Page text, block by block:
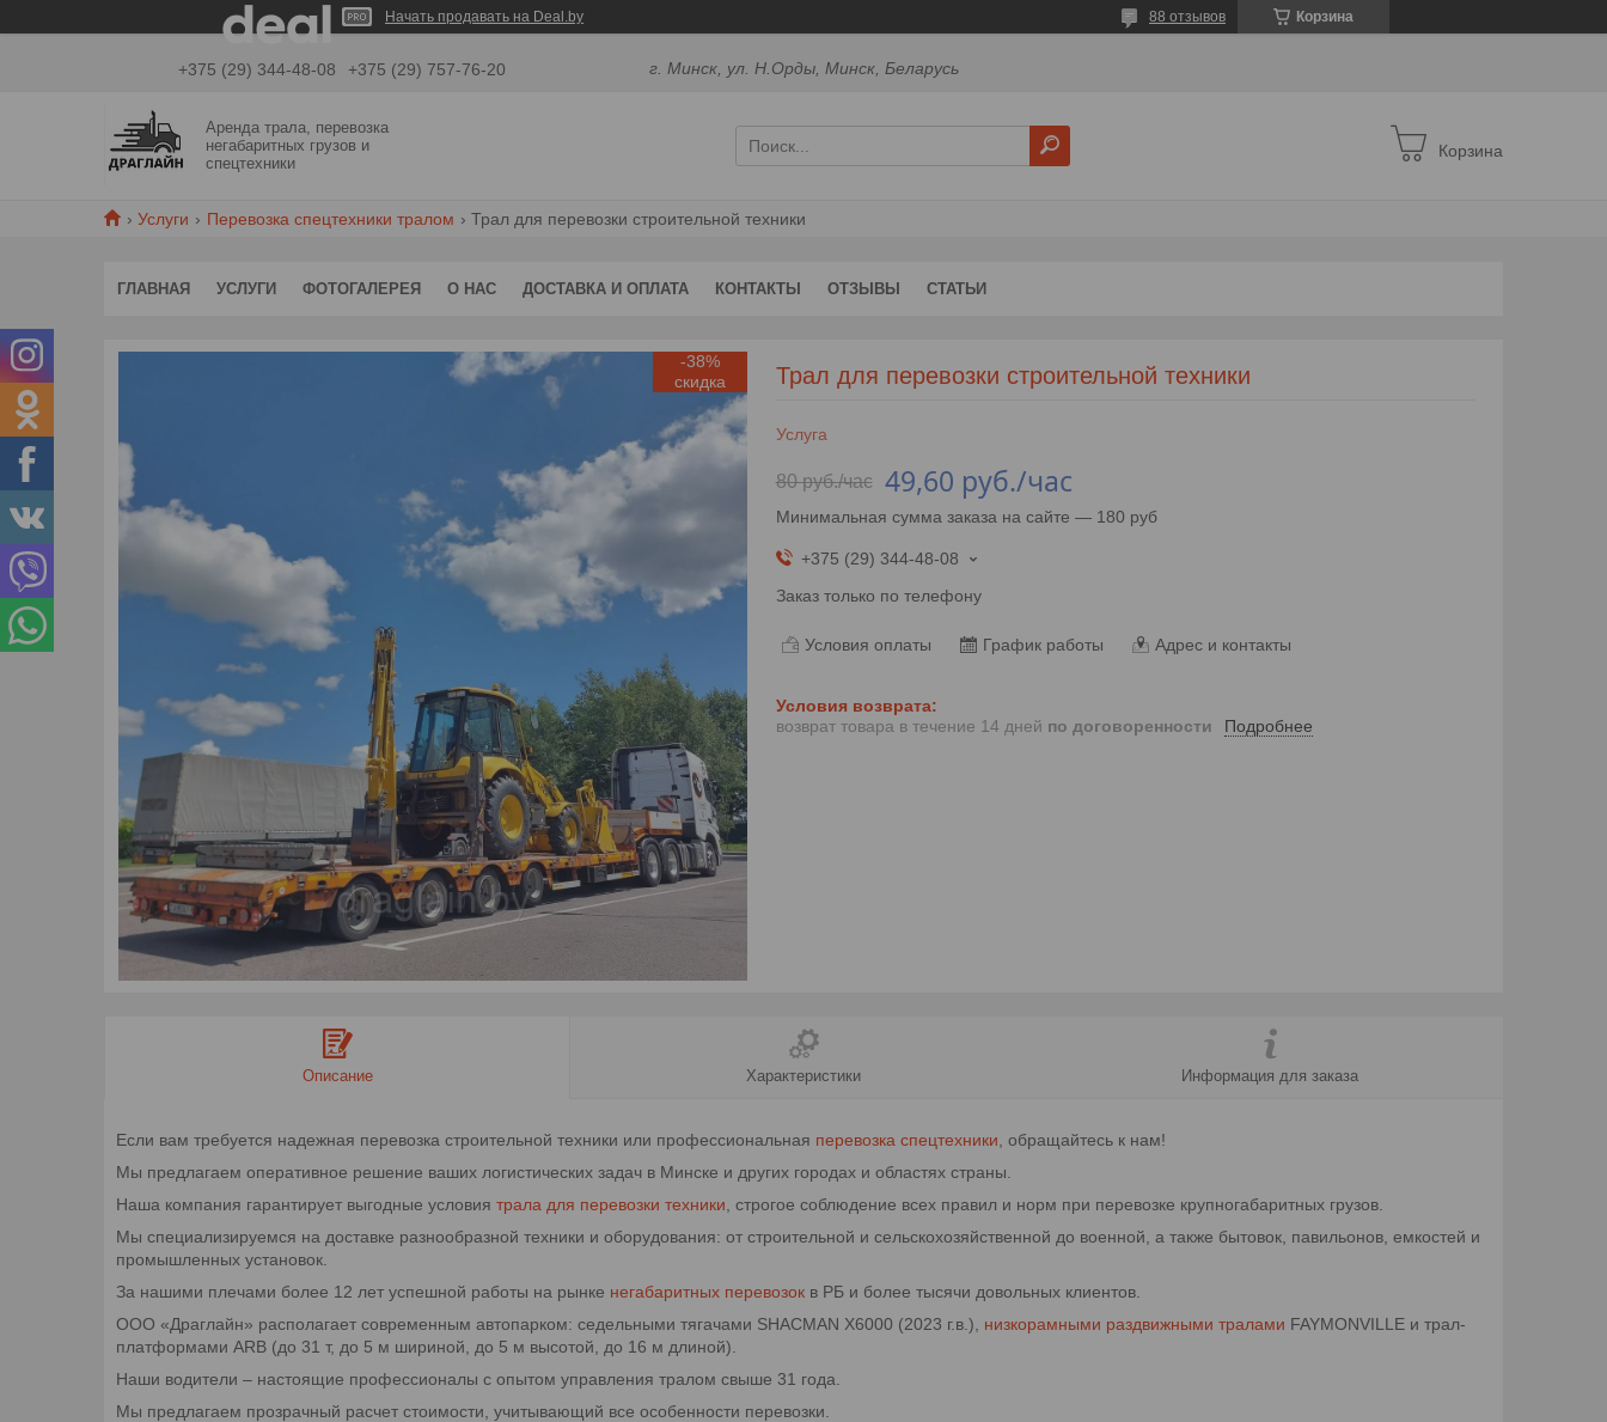
Начать продавать на Deal.by Корзина
88 отзывов
+375 (29) 344-48-08 +375 (29) 757-76-20 г. Минск, ул. Н.Орды, Минск, Беларусь
Аренда трала, перевозка
негабаритных грузов и
спецтехники
Корзина
Услуги Перевозка спецтехники тралом Трал для перевозки строительной техники
ГЛАВНАЯ УСЛУГИ ФОТОГАЛЕРЕЯ О НАС ДОСТАВКА И ОПЛАТА КОНТАКТЫ ОТЗЫВЫ СТАТЬИ
-38%
Трал для перевозки строительной техники
Услуга
80руб./час 49,60 руб./час
Минимальная сумма заказа на сайте — 180 руб
+375 (29) 344-48-08
Заказ только по телефону
Условия оплаты График работы Адрес и контакты
возврат товара в течение 14 дней по договоренности Подробнее
Описание Характеристики Информация для заказа
Если вам требуется надежная перевозка строительной техники или профессиональная перевозка спецтехники , обращайтесь к нам!
Мы предлагаем оперативное решение ваших логистических задач в Минске и других городах и областях страны.
Наша компания гарантирует выгодные условия трала для перевозки техники , строгое соблюдение всех правил и норм при перевозке крупногабаритных грузов.
Мы специализируемся на доставке разнообразной техники и оборудования: от строительной и сельскохозяйственной до военной, а также бытовок, павильонов, емкостей и
промышленных установок.
За нашими плечами более 12 лет успешной работы на рынке негабаритных перевозок в РБ и более тысячи довольных клиентов.
ООО «Драглайн» располагает современным автопарком: седельными тягачами SHACMAN X6000 (2023 г.в.), низкорамными раздвижными тралами FAYMONVILLE и трал-
платформами ARB (до 31 т, до 5 м шириной, до 5 м высотой, до 16 м длиной).
Наши водители – настоящие профессионалы с опытом управления тралом свыше 31 года.
Мы предлагаем прозрачный расчет стоимости, учитывающий все особенности перевозки.